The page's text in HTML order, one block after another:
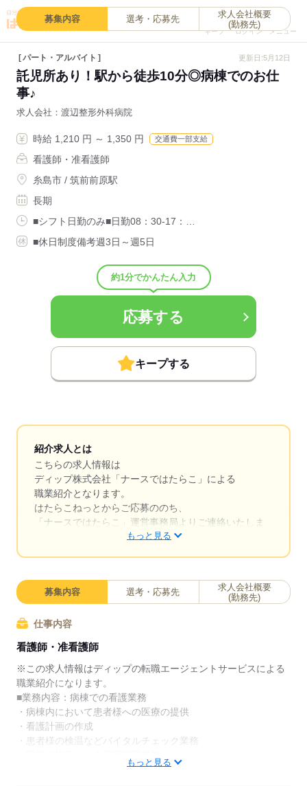
キープ
0
ログイン メニュー
募集内容 選考・応募先
求人会社概要
(勤務先)
パート・アルバイト 更新日:5月12日
託児所あり！駅から徒歩10分◎病棟でのお仕
事♪
求人会社 渡辺整形外科病院
時給 1,210 円 ～ 1,350 円 交通費一部支給
看護師・准看護師
糸島市 / 筑前前原駅
長期
■シフト日勤のみ■日勤08：30-17：…
■休日制度備考週3日～週5日
約1分でかんたん入力
応募する
キープする
紹介求人とは
こちらの求人情報は
ディップ株式会社「ナースではたらこ」による
職業紹介となります。
はたらこねっとからご応募ののち、
「ナースではたらこ」運営事務局よりご連絡いたしま
求職中の看護師さんの転職を専任の
キャリアアドバイザーが入職まで無料でサポートいた
日本最大級の求人情報の中からぴったりな求人をご紹
介。
履歴書作成のアドバイスや面接日の調整だけでなく、
お給料、お休み、入職時期の交渉もサポートします。
【もちろん無料】
費用は一切かかりません。
もっと見る
募集内容 選考・応募先
求人会社概要
(勤務先)
仕事内容
看護師・准看護師
※この求人情報はディップの転職エージェントサービスによる
職業紹介になります。
■業務内容：病棟での看護業務
・病棟内において患者様への医療の提供
・看護計画の作成
・患者様の検温などバイタルチェック業務
・医師診療の補助、採血・点滴等の処置、入院患者様のケア
もっと見る